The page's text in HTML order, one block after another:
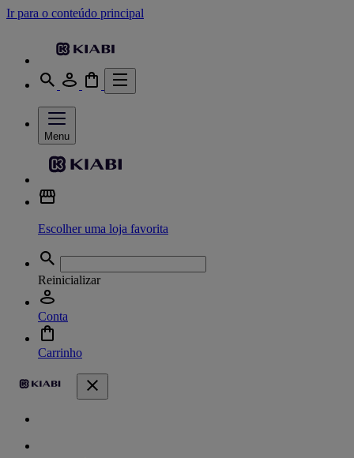
Ir para o conteúdo principal
Menu
Escolher uma loja favorita
Reinicializar
Conta
Carrinho